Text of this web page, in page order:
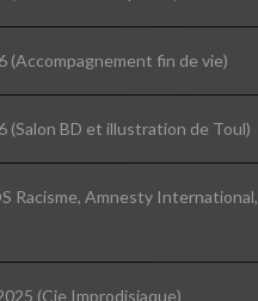
(Accompagnement fin de vie)
(Salon BD et illustration de Toul)
Racisme, Amnesty International,
(Cie Improdisiaque)